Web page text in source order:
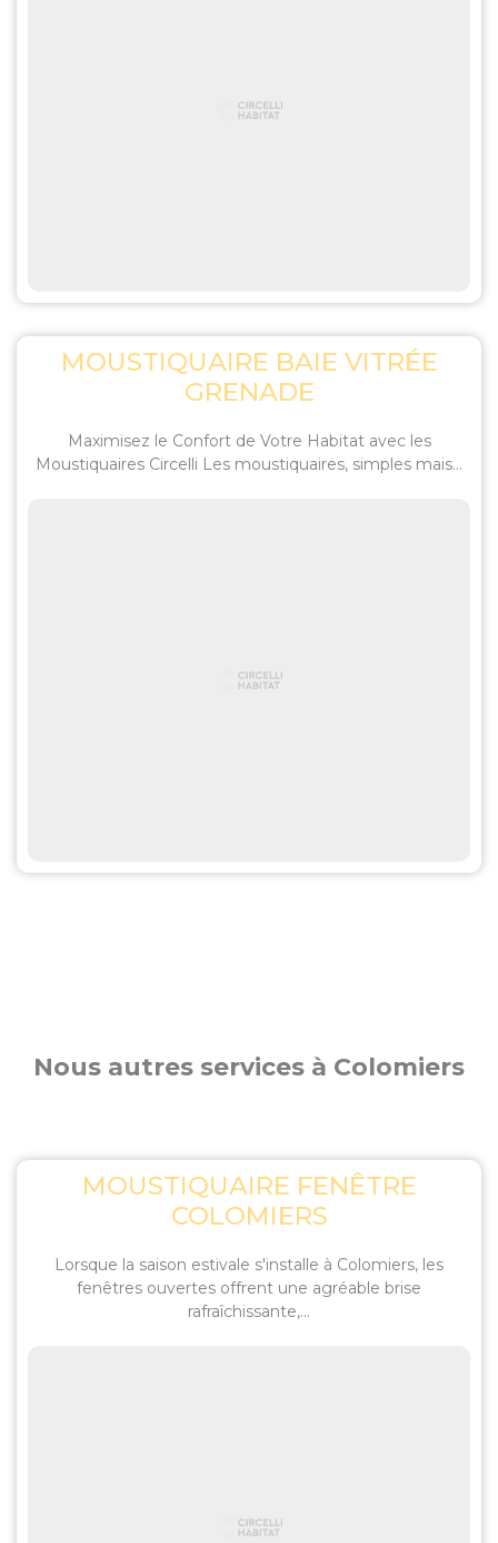
MOUSTIQUAIRE BAIE VITRÉE
GRENADE
Maximisez le Confort de Votre Habitat avec les
Moustiquaires Circelli Les moustiquaires, simples mais...
Nous autres services à Colomiers
MOUSTIQUAIRE FENÊTRE
COLOMIERS
Lorsque la saison estivale s'installe à Colomiers, les
fenêtres ouvertes offrent une agréable brise
rafraîchissante,...